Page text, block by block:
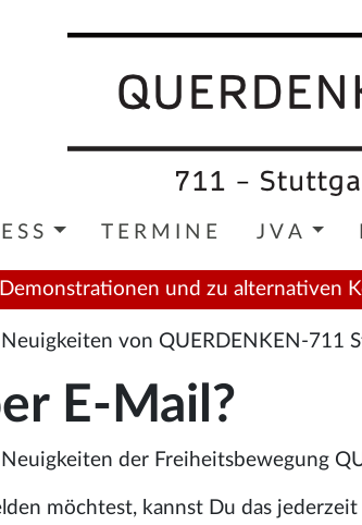
TERMINE JVA
und zu alternativen
von QUERDENKEN-711
E-Mail?
der Freiheitsbewegung
möchtest, kannst Du das